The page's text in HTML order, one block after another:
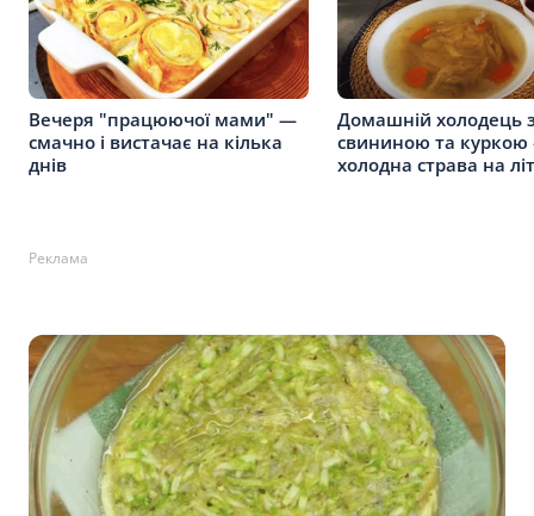
Вечеря "працюючої мами" —
смачно і вистачає на кілька
днів
Домашній холодець
свининою та
холодна страва на
Реклама